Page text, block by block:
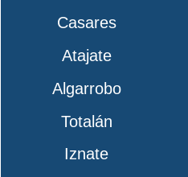
Casares
Atajate
Algarrobo
Totalán
Iznate